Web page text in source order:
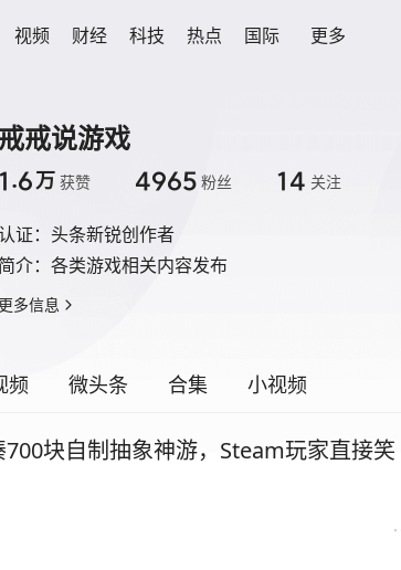
视频 财经 科技 热点 国际 更多
戒戒说游戏
1.6万 获赞 4965 粉丝 14 关注
证： 头条新锐创作者
简介： 各类游戏相关内容发布
更多信息
频 微头条 合集 小视频
块自制抽象神游，Steam玩家直接笑